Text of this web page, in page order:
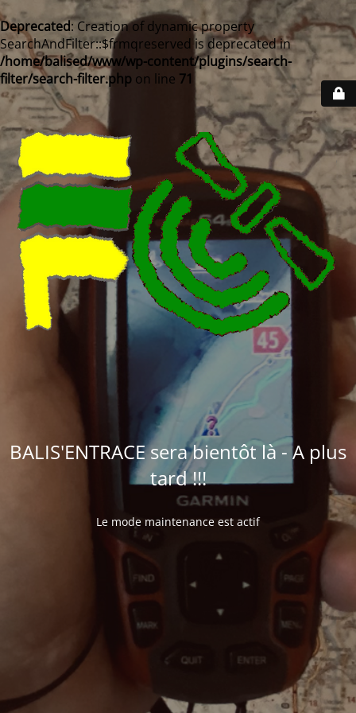
Deprecated: Creation of dynamic property
SearchAndFilter::$frmqreserved is deprecated in
/home/balised/www/wp-content/plugins/search-
filter/search-filter.php on line 71
BALIS'ENTRACE sera bientôt là - A plus
tard !!!
Le mode maintenance est actif